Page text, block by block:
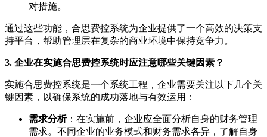
对措施。
通过这些功能，合思费控系统为企业提供了一个高效的决策支
持平台，帮助管理层在复杂的商业环境中保持竞争力。
3. 企业在实施合思费控系统时应注意哪些关键因素？
实施合思费控系统是一个系统工程，企业需要关注以下几个关
键因素，以确保系统的成功落地与有效运用：
需求分析：在实施前，企业应全面分析自身的财务管理
需求。不同企业的业务模式和财务需求各异，了解自身